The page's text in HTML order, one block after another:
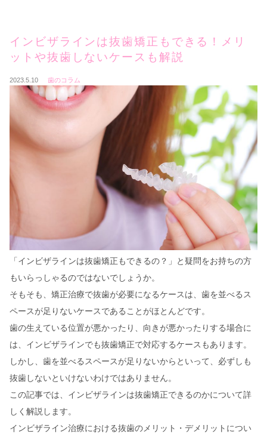
インビザラインは抜歯矯正もできる！メリ
ットや抜歯しないケースも解説
2023.5.10 歯のコラム
「インビザラインは抜歯矯正もできるの？」と疑問をお持ちの方
もいらっしゃるのではないでしょうか。
そもそも、矯正治療で抜歯が必要になるケースは、歯を並べるス
ペースが足りないケースであることがほとんどです。
歯の生えている位置が悪かったり、向きが悪かったりする場合に
は、インビザラインでも抜歯矯正で対応するケースもあります。
しかし、歯を並べるスペースが足りないからといって、必ずしも
抜歯しないといけないわけではありません。
この記事では、インビザラインは抜歯矯正できるのかについて詳
しく解説します。
インビザライン治療における抜歯のメリット・デメリットについ